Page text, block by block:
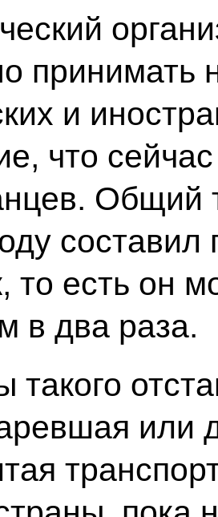
принимать
и
что
Общий
то есть он
в два раза.
такого
или